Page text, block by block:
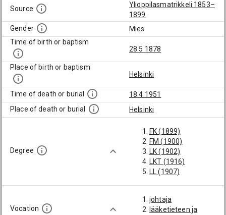
Source
Ylioppilasmatrikkeli 1853–
1899
Gender
Mies
Time of birth or baptism
28.5 1878
Place of birth or baptism
Helsinki
Time of death or burial
18.4.1951
Place of death or burial
Helsinki
Degree
FK (1899)
FM (1900)
LK (1902)
LKT (1916)
LL (1907)
Vocation
johtaja
lääketieteen ja